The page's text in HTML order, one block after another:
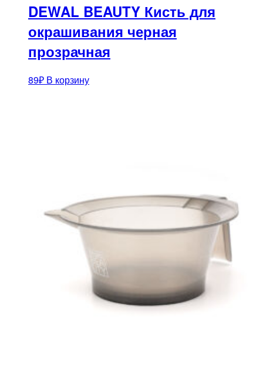
DEWAL BEAUTY Кисть для
окрашивания черная
прозрачная
89₽ В корзину